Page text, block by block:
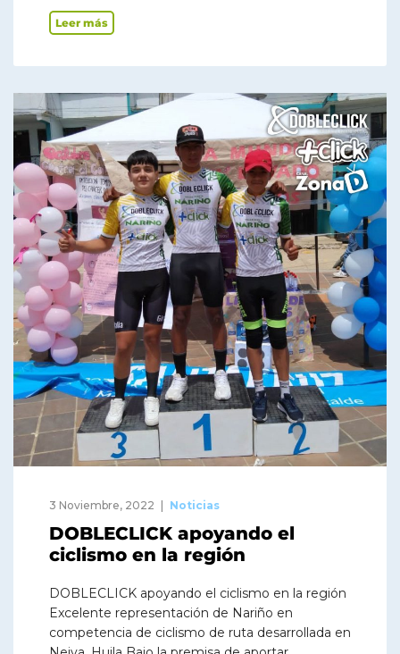
Leer más
3 Noviembre, 2022 Noticias
DOBLECLICK apoyando el
ciclismo en la región
DOBLECLICK apoyando el ciclismo en la región
Excelente representación de Nariño en
competencia de ciclismo de ruta desarrollada en